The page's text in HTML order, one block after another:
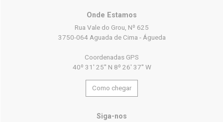
Onde Estamos
Rua Vale do Grou, Nº 625
3750-064 Aguada de Cima - Águeda
Coordenadas GPS
40º 31' 25'' N 8º 26' 37'' W
Como chegar
Siga-nos